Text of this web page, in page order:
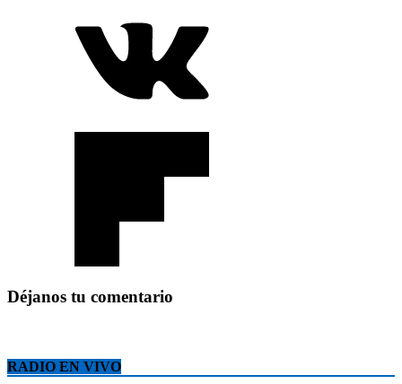
Déjanos tu comentario
RADIO EN VIVO